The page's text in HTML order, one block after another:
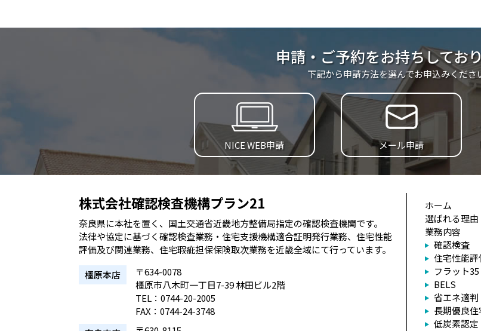
申請・ご予約をお持ちしてお
下記から申請方法を選んでお申込みくださ
NICE WEB申請 メール申請
株式会社確認検査機構プラン21
奈良県に本社を置く、国土交通省近畿地方整備局指定の確認検査機関です。
法律や協定に基づく確認検査業務・住宅支援機構適合証明発行業務、住宅性能
評価及び関連業務、住宅瑕疵担保保険取次業務を近畿全域にて行っています。
橿原本店
〒634-0078
橿原市八木町一丁目7-39 林田ビル2階
TEL：0744-20-2005
FAX：0744-24-3748
ホーム
選ばれる理由
業務内容
確認検査
住宅性能評
フラット35
BELS
省エネ適判
長期優良住
低炭素認定